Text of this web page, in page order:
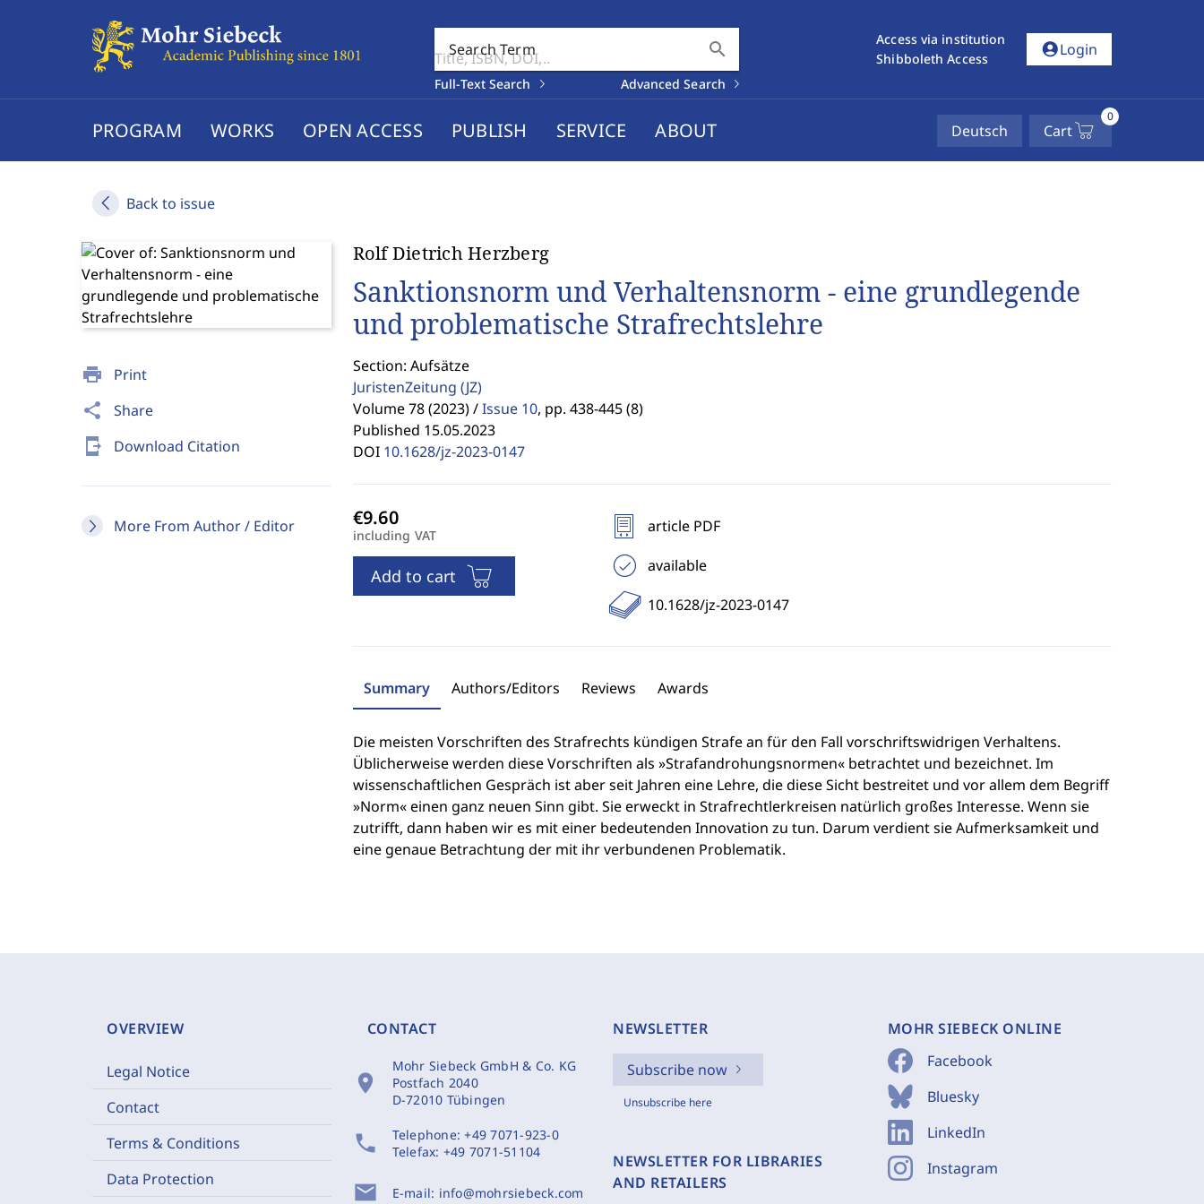
Search Term search
Full-Text Search Advanced Search
Access via institution
Shibboleth Access
account_circleLogin
PROGRAM WORKS OPEN ACCESS PUBLISH SERVICE ABOUT Deutsch Cart
0
Back to issue
print Print
share Share
send_to_mobile Download Citation
More From Author / Editor
Rolf Dietrich Herzberg
Sanktionsnorm und Verhaltensnorm - eine grundlegende
und problematische Strafrechtslehre
Section: Aufsätze
JuristenZeitung (JZ)
Volume 78 (2023) / Issue 10, pp. 438-445 (8)
Published 15.05.2023
DOI 10.1628/jz-2023-0147
including VAT
Add to cart
article PDF
available
10.1628/jz-2023-0147
Summary Authors/Editors Reviews Awards
Die meisten Vorschriften des Strafrechts kündigen Strafe an für den Fall vorschriftswidrigen Verhaltens.
Üblicherweise werden diese Vorschriften als »Strafandrohungsnormen« betrachtet und bezeichnet. Im
wissenschaftlichen Gespräch ist aber seit Jahren eine Lehre, die diese Sicht bestreitet und vor allem dem Begriff
»Norm« einen ganz neuen Sinn gibt. Sie erweckt in Strafrechtlerkreisen natürlich großes Interesse. Wenn sie
zutrifft, dann haben wir es mit einer bedeutenden Innovation zu tun. Darum verdient sie Aufmerksamkeit und
eine genaue Betrachtung der mit ihr verbundenen Problematik.
OVERVIEW
Legal Notice
Contact
Terms & Conditions
Data Protection
CONTACT
location_on
Mohr Siebeck GmbH & Co. KG
Postfach 2040
D-72010 Tübingen
phone Telephone:+49 7071-923-0
Telefax: +49 7071-51104
mail E-mail: info@mohrsiebeck.com
NEWSLETTER
Subscribe now
Unsubscribe here
NEWSLETTER FOR LIBRARIES
AND RETAILERS
MOHR SIEBECK ONLINE
Facebook
Bluesky
LinkedIn
Instagram